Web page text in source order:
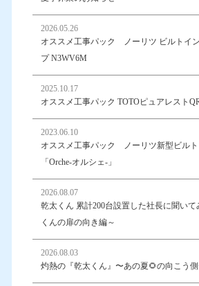
2026.05.26
オススメ工事パック ノーリツ ビルトイン
プ N3WV6M
2025.10.17
オススメ工事パック TOTOピュアレスト
2023.06.10
オススメ工事パック ノーリツ新型ビルト
「Orche-オルシェ-」
2026.08.07
乾太くん 累計200台設置した社長に聞い
くんの扉の向き編～
2026.08.03
灼熱の『乾太くん』〜あの夏🌻の向こう